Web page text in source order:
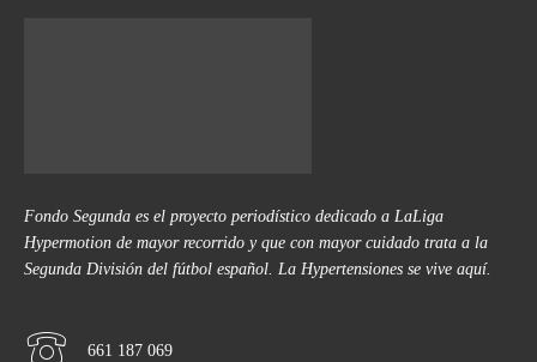
Fondo Segunda es el proyecto periodístico dedicado a LaLiga
Hypermotion de mayor recorrido y que con mayor cuidado trata a la
Segunda División del fútbol español. La Hypertensiones se vive aquí.
661 187 069